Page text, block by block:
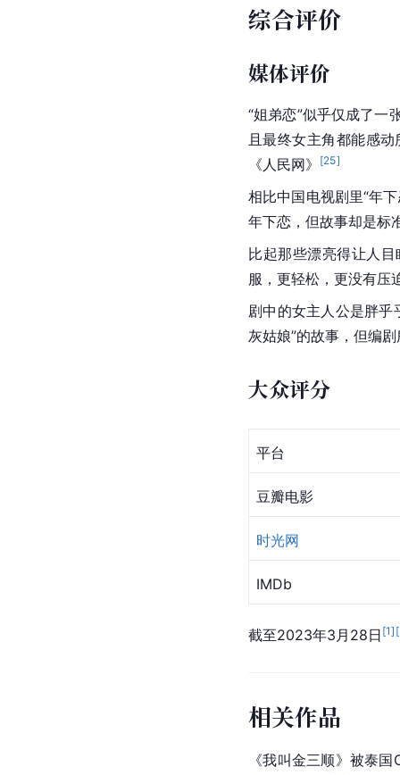
综合评价
媒体评价
“姐弟恋”似乎仅成了一
且最终女主角都能感
《人民网》
[25]
相比中国电视剧里“年
年下恋，但故事却是
比起那些漂亮得让人
服，更轻松，更没有
剧中的女主人公是胖乎
灰姑娘”的故事，但编
大众评分
平台
豆瓣电影
时光网
IMDb
截至2023年3月28日 [1] [
相关作品
《我叫金三顺》被泰